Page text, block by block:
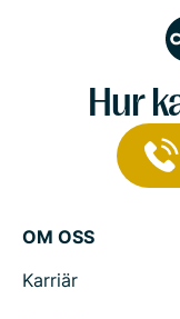
Hur
OM OSS
Karriär